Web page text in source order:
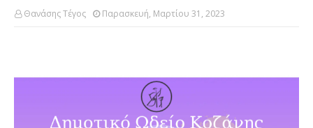
Θανάσης Τέγος Παρασκευή, Μαρτίου 31, 2023